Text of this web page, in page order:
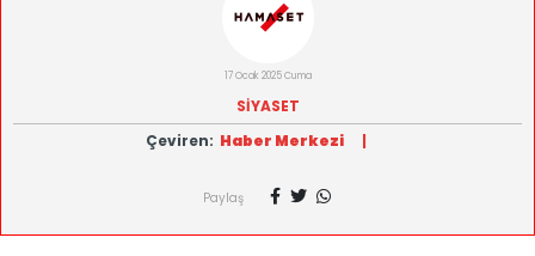
17 Ocak 2025 Cuma
SİYASET
Çeviren: Haber Merkezi |
Paylaş